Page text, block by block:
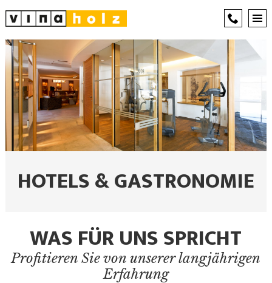
HOTELS & GASTRONOMIE
WAS FÜR UNS SPRICHT
Profitieren Sie von unserer langjährigen
Erfahrung